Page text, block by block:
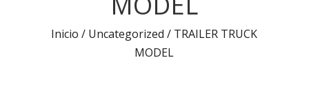
Inicio / Uncategorized / TRAILER TRUCK
MODEL